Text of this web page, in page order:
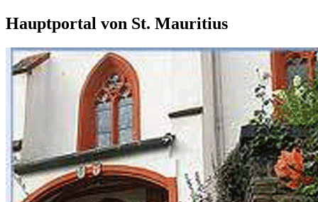
Hauptportal von St. Mauritius